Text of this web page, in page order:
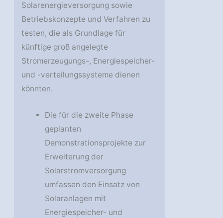
Solarenergieversorgung sowie
Betriebskonzepte und Verfahren zu
testen, die als Grundlage für
künftige groß angelegte
Stromerzeugungs-, Energiespeicher-
und -verteilungssysteme dienen
könnten.
Die für die zweite Phase
geplanten
Demonstrationsprojekte zur
Erweiterung der
Solarstromversorgung
umfassen den Einsatz von
Solaranlagen mit
Energiespeicher- und